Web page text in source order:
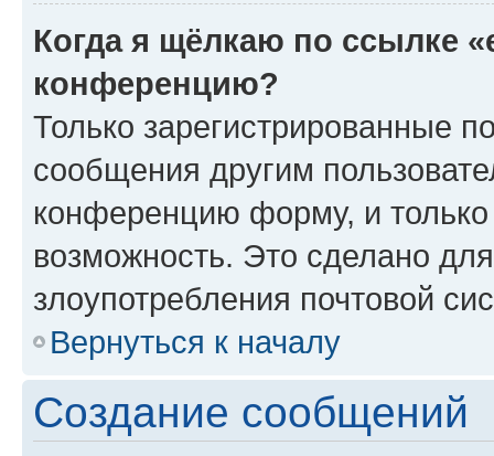
Когда я щёлкаю по ссылке
конференцию?
Только зарегистрированные
сообщения другим
конференцию форму, и
возможность. Это сделано
злоупотребления почтовой
Вернуться к началу
Создание сообщений